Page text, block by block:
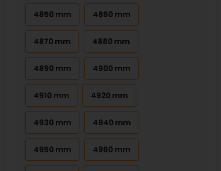
4850 mm 4860 mm
4870 mm 4880 mm
4890 mm 4900 mm
4910 mm 4920 mm
4930 mm 4940 mm
4950 mm 4960 mm